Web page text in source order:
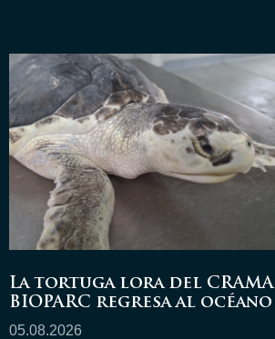
La tortuga lora del CRAMA
BIOPARC regresa al océano
05.08.2026